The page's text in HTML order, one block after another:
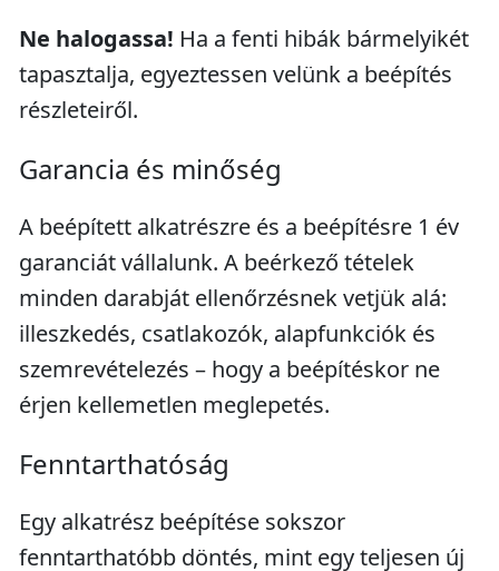
Ne halogassa! Ha a fenti hibák bármelyikét
tapasztalja, egyeztessen velünk a beépítés
részleteiről.
Garancia és minőség
A beépített alkatrészre és a beépítésre 1 év
garanciát vállalunk. A beérkező tételek
minden darabját ellenőrzésnek vetjük alá:
illeszkedés, csatlakozók, alapfunkciók és
szemrevételezés – hogy a beépítéskor ne
érjen kellemetlen meglepetés.
Fenntarthatóság
Egy alkatrész beépítése sokszor
fenntarthatóbb döntés, mint egy teljesen új